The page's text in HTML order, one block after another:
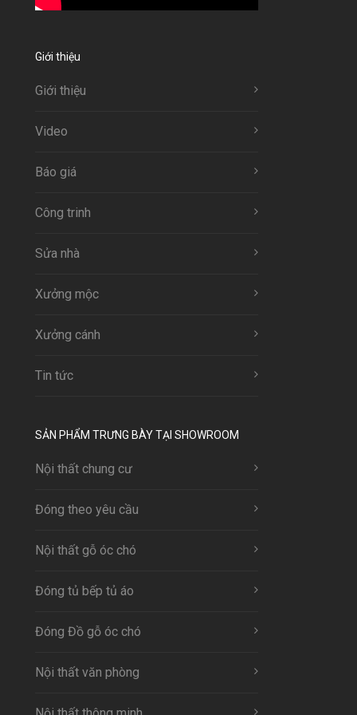
Giới thiệu
Giới thiệu
Video
Báo giá
Công trinh
Sửa nhà
Xưởng mộc
Xưởng cánh
Tin tức
SẢN PHẨM TRƯNG BÀY TẠI SHOWROOM
Nội thất chung cư
Đóng theo yêu cầu
Nội thất gỗ óc chó
Đóng tủ bếp tủ áo
Đóng Đồ gỗ óc chó
Nội thất văn phòng